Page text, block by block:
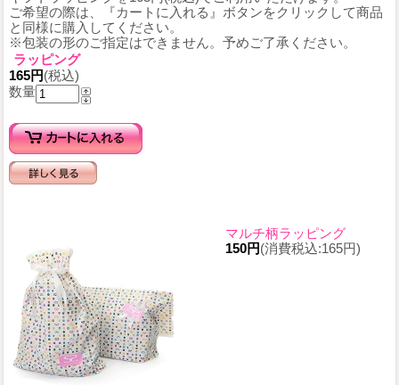
ご希望の際は、『カートに入れる』ボタンをクリックして商品
と同様に購入してください。
※包装の形のご指定はできません。予めご了承ください。
ラッピング
165円(税込)
数量
マルチ柄ラッピング
150円(消費税込:165円)